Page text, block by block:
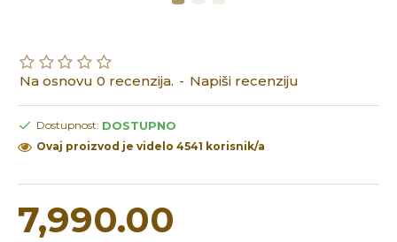
Na osnovu 0 recenzija. - Napiši recenziju
7,990.00
Dostupnost: DOSTUPNO
Ovaj proizvod je videlo 4541 korisnik/a